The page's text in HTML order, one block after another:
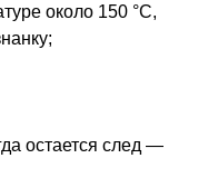
около 150 °С,
остается след —